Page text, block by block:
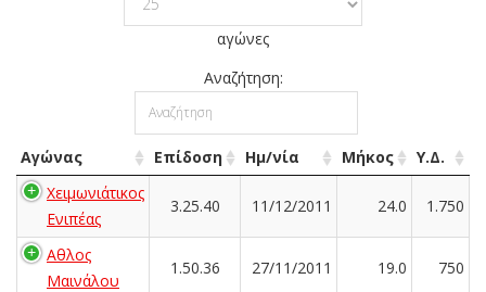
αγώνες
Αναζήτηση:
Αγώνας Επίδοση Ημ/νία Μήκος
Υ.Δ.
Χειμωνιάτικος
Ενιπέας
3.25.40 11/12/2011 24.0 1.750
Αθλος
Μαινάλου
1.50.36 27/11/2011 19.0 750